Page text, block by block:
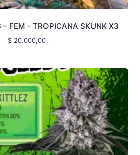
– FEM – TROPICANA SKUNK X3
$ 20.000,00